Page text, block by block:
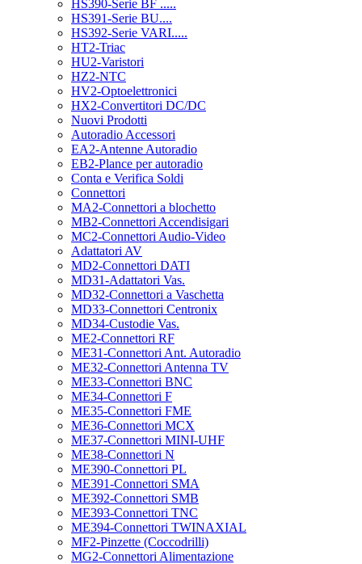
HS390-Serie BF .....
HS391-Serie BU....
HS392-Serie VARI.....
HT2-Triac
HU2-Varistori
HZ2-NTC
HV2-Optoelettronici
HX2-Convertitori DC/DC
Nuovi Prodotti
Autoradio Accessori
EA2-Antenne Autoradio
EB2-Plance per autoradio
Conta e Verifica Soldi
Connettori
MA2-Connettori a blochetto
MB2-Connettori Accendisigari
MC2-Connettori Audio-Video
Adattatori AV
MD2-Connettori DATI
MD31-Adattatori Vas.
MD32-Connettori a Vaschetta
MD33-Connettori Centronix
MD34-Custodie Vas.
ME2-Connettori RF
ME31-Connettori Ant. Autoradio
ME32-Connettori Antenna TV
ME33-Connettori BNC
ME34-Connettori F
ME35-Connettori FME
ME36-Connettori MCX
ME37-Connettori MINI-UHF
ME38-Connettori N
ME390-Connettori PL
ME391-Connettori SMA
ME392-Connettori SMB
ME393-Connettori TNC
ME394-Connettori TWINAXIAL
MF2-Pinzette (Coccodrilli)
MG2-Connettori Alimentazione